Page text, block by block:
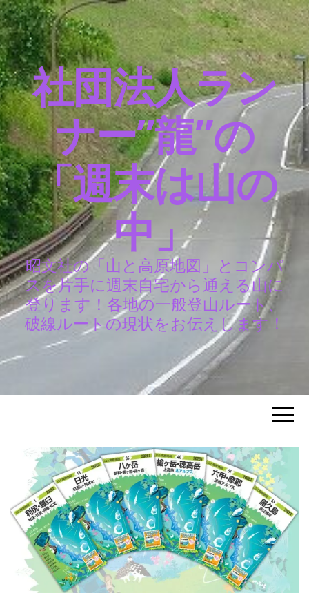
社団法人ラン
ナー”龍”の
「週末は山の
中」
昭文社の「山と高原地図」とコンパ
スを片手に週末自宅から通える山に
登ります！各地の一般登山ルート、
破線ルートの現状をお伝えします！